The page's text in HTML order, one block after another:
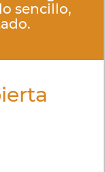
sencillo,